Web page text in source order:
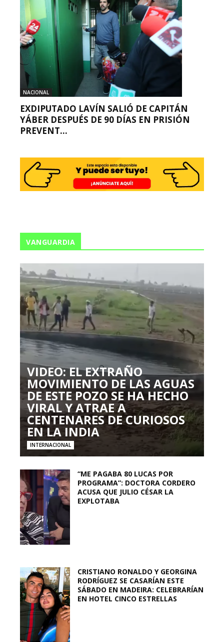
NACIONAL
EXDIPUTADO LAVÍN SALIÓ DE CAPITÁN
YÁBER DESPUÉS DE 90 DÍAS EN PRISIÓN
PREVENT...
VANGUARDIA
VIDEO: EL EXTRAÑO
MOVIMIENTO DE LAS AGUAS
DE ESTE POZO SE HA HECHO
VIRAL Y ATRAE A
CENTENARES DE CURIOSOS
EN LA INDIA
INTERNACIONAL
“ME PAGABA 80 LUCAS POR
PROGRAMA”: DOCTORA CORDERO
ACUSA QUE JULIO CÉSAR LA
EXPLOTABA
CRISTIANO RONALDO Y GEORGINA
RODRÍGUEZ SE CASARÍAN ESTE
SÁBADO EN MADEIRA: CELEBRARÍAN
EN HOTEL CINCO ESTRELLAS